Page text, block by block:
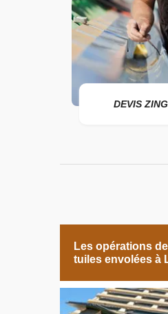
DEVIS ZINGUEUR 22
Les opérations
tuiles envolées à